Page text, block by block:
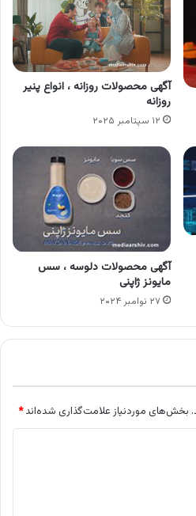
آگهی محصولات روزانه ، انواع پنیر
روزانه
۱۲ سپتامبر ۲۰۲۵
آگهی محصولات دلوسه ، سس
مایونز ژاپنی
۲۷ نوامبر ۲۰۲۴
بخش‌های موردنیاز علامت‌گذاری شده‌اند*